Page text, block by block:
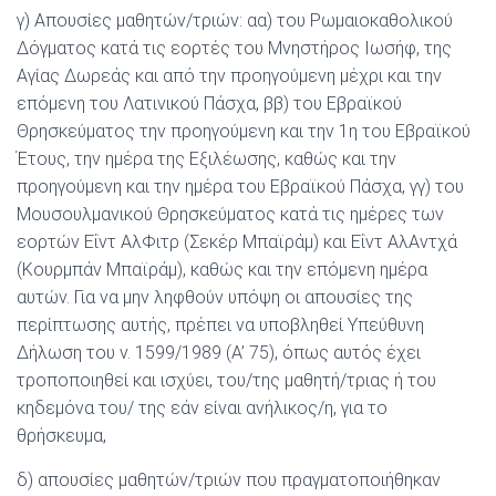
γ) Απουσίες μαθητών/τριών: αα) του Ρωμαιοκαθολικού
Δόγματος κατά τις εορτές του Μνηστήρος Ιωσήφ, της
Αγίας Δωρεάς και από την προηγούμενη μέχρι και την
επόμενη του Λατινικού Πάσχα, ββ) του Εβραϊκού
Θρησκεύματος την προηγούμενη και την 1η του Εβραϊκού
Έτους, την ημέρα της Εξιλέωσης, καθώς και την
προηγούμενη και την ημέρα του Εβραϊκού Πάσχα, γγ) του
Μουσουλμανικού Θρησκεύματος κατά τις ημέρες των
εορτών Εΐντ ΑλΦιτρ (Σεκέρ Μπαϊράμ) και Εΐντ ΑλΑντχά
(Κουρμπάν Μπαϊράμ), καθώς και την επόμενη ημέρα
αυτών. Για να μην ληφθούν υπόψη οι απουσίες της
περίπτωσης αυτής, πρέπει να υποβληθεί Υπεύθυνη
Δήλωση του ν. 1599/1989 (Α’ 75), όπως αυτός έχει
τροποποιηθεί και ισχύει, του/της μαθητή/τριας ή του
κηδεμόνα του/ της εάν είναι ανήλικος/η, για το
θρήσκευμα,
δ) απουσίες μαθητών/τριών που πραγματοποιήθηκαν